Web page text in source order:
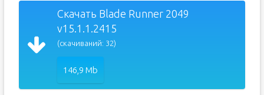
Скачать Blade Runner 2049
v15.1.1.2415
(скачиваний: 32)
146,9 Mb